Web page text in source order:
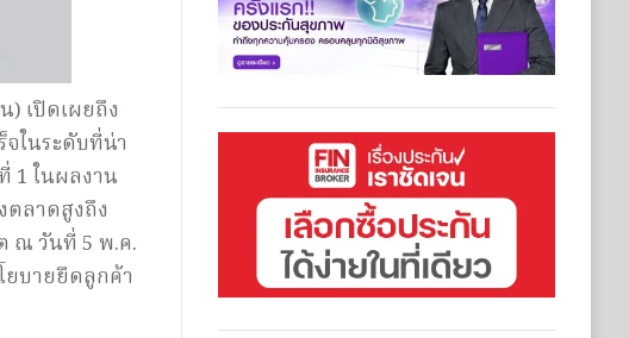
) เปิดเผยถึง
ในระดับที่น่า
1 ในผลงาน
ตลาดสูงถึง
ณ วันที่ 5 พ.ค.
ยบายยึดลูกค้า